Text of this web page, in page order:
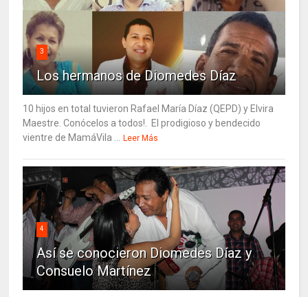
3
Los hermanos de Diomedes Díaz
10 hijos en total tuvieron Rafael María Díaz (QEPD) y Elvira
Maestre. Conócelos a todos!. El prodigioso y bendecido
vientre de MamáVila ... Leer Más
4
Así se conocieron Diomedes Díaz y
Consuelo Martínez